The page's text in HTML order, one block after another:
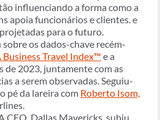
influenciando a forma como a
apoia funcionários e clientes. e
para o futuro.
os dados-chave recém-
Business Travel Index™ e a
de 2023, juntamente com as
a serem observadas. Seguiu-
pé da lareira com Roberto Isom,
CEO, Dallas Mavericks, subiu